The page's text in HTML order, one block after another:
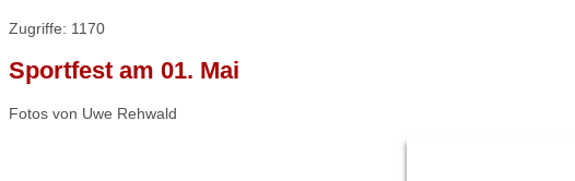
Zugriffe: 1170
Sportfest am 01. Mai
Fotos von Uwe Rehwald